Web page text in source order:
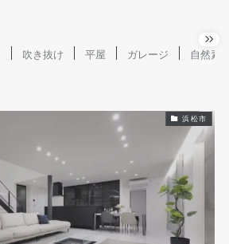
吹き抜け 平屋 ガレージ 自然素
浜松市